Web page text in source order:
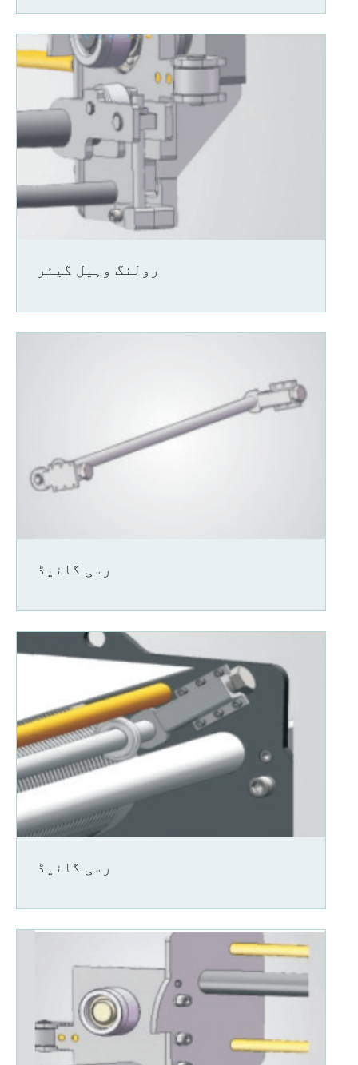
رولنگ وہیل گیئر
رسی گائیڈ
رسی گائیڈ